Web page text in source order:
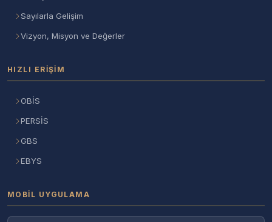
Sayılarla Gelişim
Vizyon, Misyon ve Değerler
HIZLI ERIŞIM
OBİS
PERSİS
GBS
EBYS
MOBIL UYGULAMA